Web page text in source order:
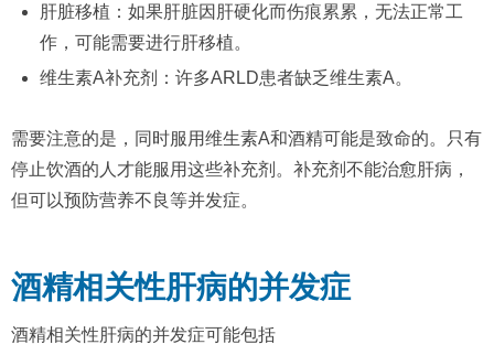
肝脏移植：如果肝脏因肝硬化而伤痕累累，无法正常工
作，可能需要进行肝移植。
维生素A补充剂：许多ARLD患者缺乏维生素A。
需要注意的是，同时服用维生素A和酒精可能是致命的。只有
停止饮酒的人才能服用这些补充剂。补充剂不能治愈肝病，
但可以预防营养不良等并发症。
酒精相关性肝病的并发症
酒精相关性肝病的并发症可能包括